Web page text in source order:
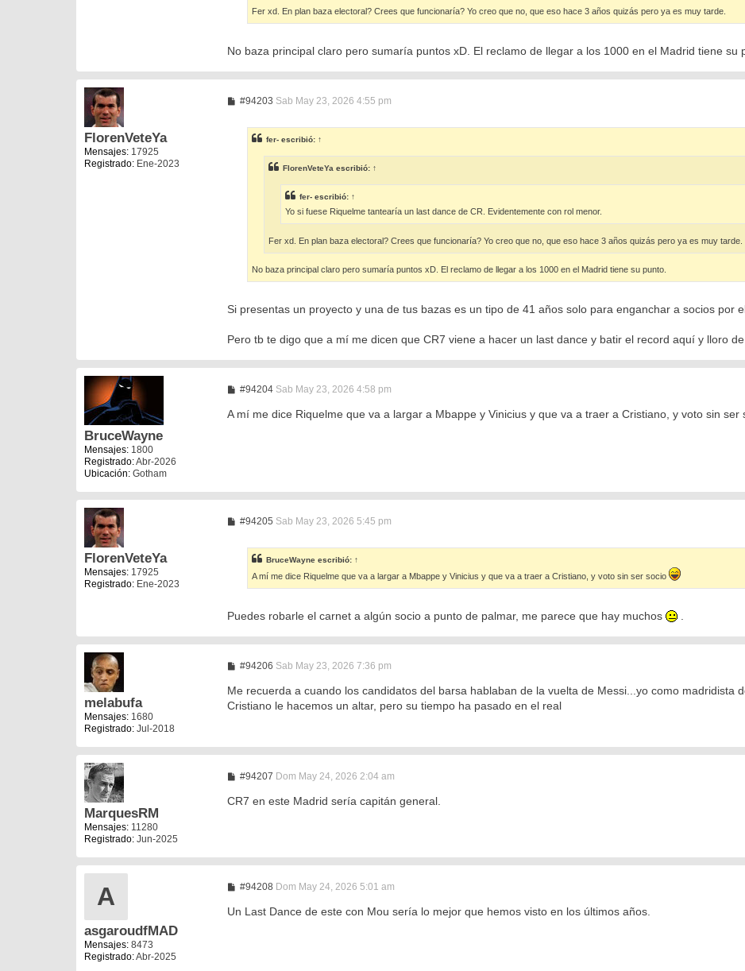
Fer xd. En plan baza electoral? Crees que funcionaría? Yo creo que no, que eso hace 3 años quizás pero ya es muy tarde.
No baza principal claro pero sumaría puntos xD. El reclamo de llegar a los 1000 en el Madrid tiene su
FlorenVeteYa
Mensajes: 17925
Registrado: Ene-2023
#94203M
a
j
e
Sab May 23, 2026 4:55 pm
fer- escribió: ↑
FlorenVeteYa escribió: ↑
fer- escribió: ↑
Yo si fuese Riquelme tantearía un last dance de CR. Evidentemente con rol menor.
Fer xd. En plan baza electoral? Crees que funcionaría? Yo creo que no, que eso hace 3 años quizás pero ya es muy tarde.
No baza principal claro pero sumaría puntos xD. El reclamo de llegar a los 1000 en el Madrid tiene su punto.
Si presentas un proyecto y una de tus bazas es un tipo de 41 años solo para enganchar a socios por
Pero tb te digo que a mí me dicen que CR7 viene a hacer un last dance y batir el record aquí y lloro de
BruceWayne
Mensajes: 1800
Registrado:Abr-2026
Ubicación: Gotham
#94204M
n
s
Sab May 23, 2026 4:58 pm
A mí me dice Riquelme que va a largar a Mbappe y Vinicius y que va a traer a Cristiano, y voto sin ser
FlorenVeteYa
Mensajes: 17925
Registrado: Ene-2023
#94205M
a
j
e
Sab May 23, 2026 5:45 pm
BruceWayne escribió: ↑
A mí me dice Riquelme que va a largar a Mbappe y Vinicius y que va a traer a Cristiano, y voto sin ser socio
Puedes robarle el carnet a algún socio a punto de palmar, me parece que hay muchos
melabufa
Mensajes: 1680
Registrado: Jul-2018
#94206M
n
s
a
Sab May 23, 2026 7:36 pm
Me recuerda a cuando los candidatos del barsa hablaban de la vuelta de Messi...yo como madridista
Cristiano le hacemos un altar, pero su tiempo ha pasado en el real
MarquesRM
Mensajes: 11280
Registrado: Jun-2025
#94207M
n
s
Dom May 24, 2026 2:04 am
CR7 en este Madrid sería capitán general.
A
asgaroudfMAD
Mensajes: 8473
Registrado:Abr-2025
#94208M
n
s
Dom May 24, 2026 5:01 am
Un Last Dance de este con Mou sería lo mejor que hemos visto en los últimos años.